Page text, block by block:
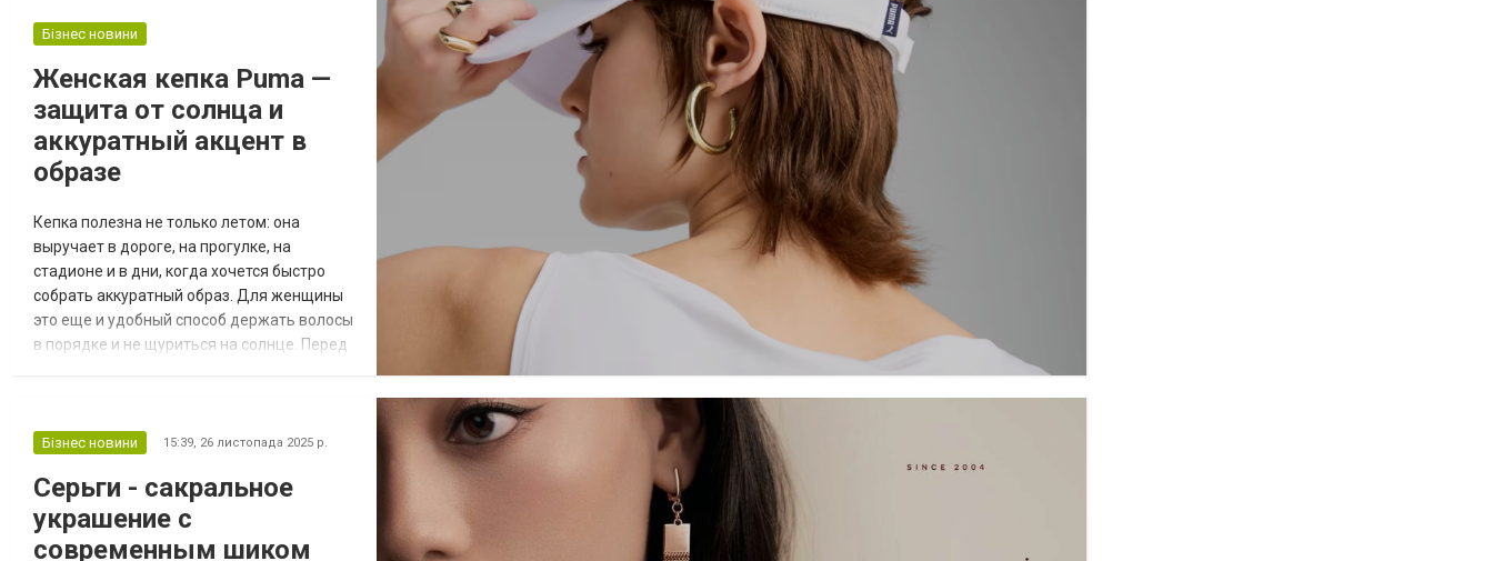
обов’язково йти до салону за кожною
продуктів доступні у вільному доступі,
наприк...
Бізнес новини
Женская кепка Puma —
защита от солнца и
аккуратный акцент в
образе
Кепка полезна не только летом: она
выручает в дороге, на прогулке, на
стадионе и в дни, когда хочется быстро
собрать аккуратный образ. Для женщины
это еще и удобный способ держать волосы
в порядке и не щуриться на солнце. Перед
женская, в подборке PUMA можно найти
форму козырька и материал. Такой подход
подо...
Бізнес новини 15:39, 26 листопада 2025 р.
Серьги - сакральное
украшение с
современным шиком